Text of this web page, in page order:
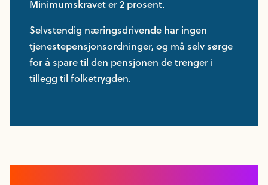
Minimumskravet er 2 prosent.
Selvstendig næringsdrivende har ingen
tjenestepensjonsordninger, og må selv sørge
for å spare til den pensjonen de trenger i
tillegg til folketrygden.